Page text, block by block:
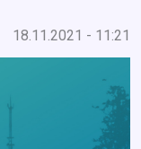
18.11.2021 - 11:21